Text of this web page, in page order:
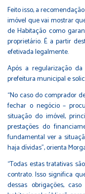
Feito isso, a
imóvel que vai mostrar
de Habitação como
proprietário. É a partir
efetivada legalmente.
Após a regularização
prefeitura municipal e
“No caso do comprador
fechar o negócio –
situação do imóvel,
prestações do
fundamental ver a
haja dívidas”, orienta
“Todas estas tratativas
contrato. Isso significa
dessas obrigações,